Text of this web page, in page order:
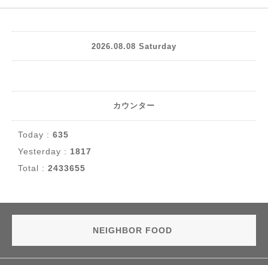
2026.08.08 Saturday
カウンター
Today : 635
Yesterday : 1817
Total : 2433655
NEIGHBOR FOOD